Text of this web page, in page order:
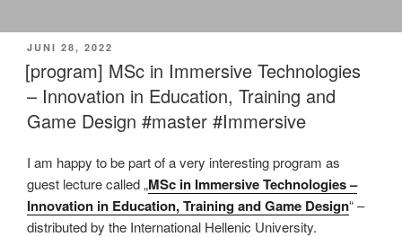
VERÖFFENTLICHT
AM
JUNI 28, 2022
[program] MSc in Immersive Technologies
– Innovation in Education, Training and
Game Design #master #Immersive
I am happy to be part of a very interesting program as
guest lecture called „MSc in Immersive Technologies –
Innovation in Education, Training and Game Design“ –
distributed by the International Hellenic University.